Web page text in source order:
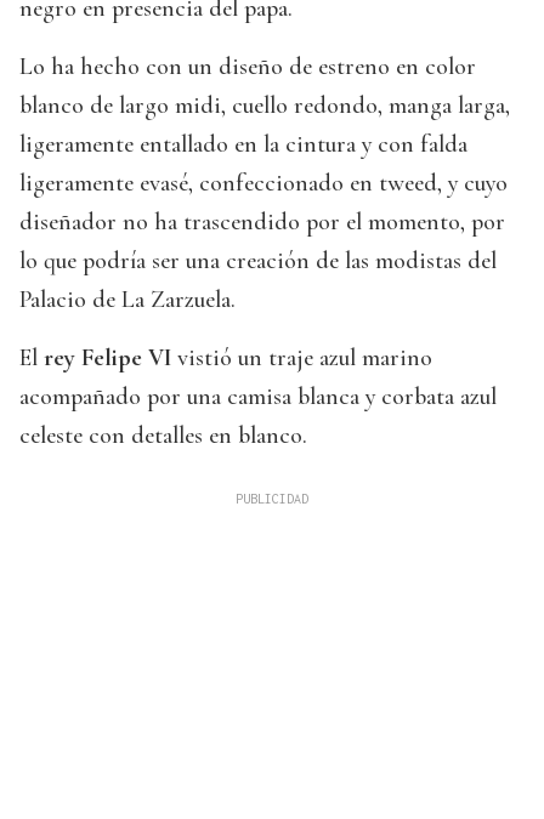
negro en presencia del papa.
Lo ha hecho con un diseño de estreno en color
blanco de largo midi, cuello redondo, manga larga,
ligeramente entallado en la cintura y con falda
ligeramente evasé, confeccionado en tweed, y cuyo
diseñador no ha trascendido por el momento, por
lo que podría ser una creación de las modistas del
Palacio de La Zarzuela.
El rey Felipe VI vistió un traje azul marino
acompañado por una camisa blanca y corbata azul
celeste con detalles en blanco.